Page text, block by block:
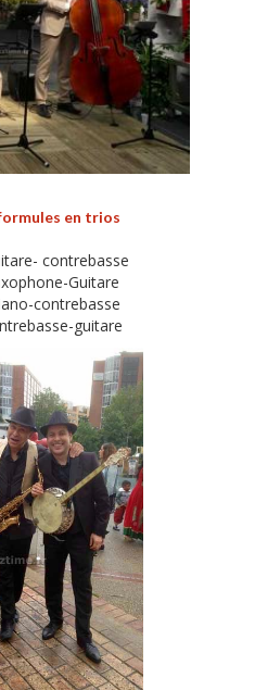
en trios
contrebasse
Guitare
contrebasse
guitare